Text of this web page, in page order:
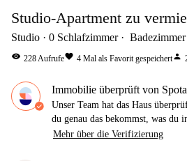
Studio-Apartment zu
Studio 0 Schlafzimmer Badezimmer
visibility 228Aufrufefavorite 4 Mal als Favorit gespeichertperson
Immobilie überprüft von
Unser Team hat das Haus
du genau das bekommst, was du
Mehr über die Verifizierung